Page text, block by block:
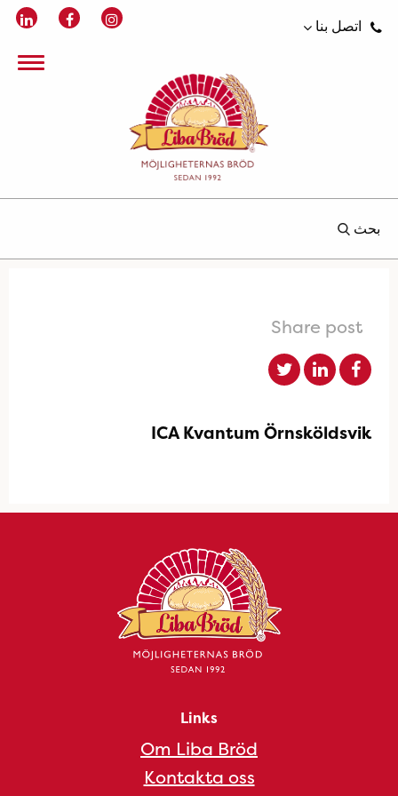
اتصل بنا
بحث
Share post
ICA Kvantum Örnsköldsvik
Links
Om Liba Bröd
Kontakta oss